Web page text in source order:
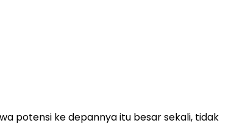
potensi ke depannya itu besar sekali, tidak